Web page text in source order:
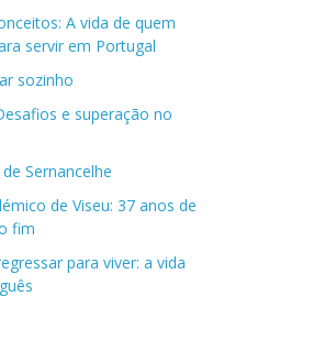
A vida de quem
servir em Portugal
sozinho
e superação no
Sernancelhe
de Viseu: 37 anos de
fim
para viver: a vida